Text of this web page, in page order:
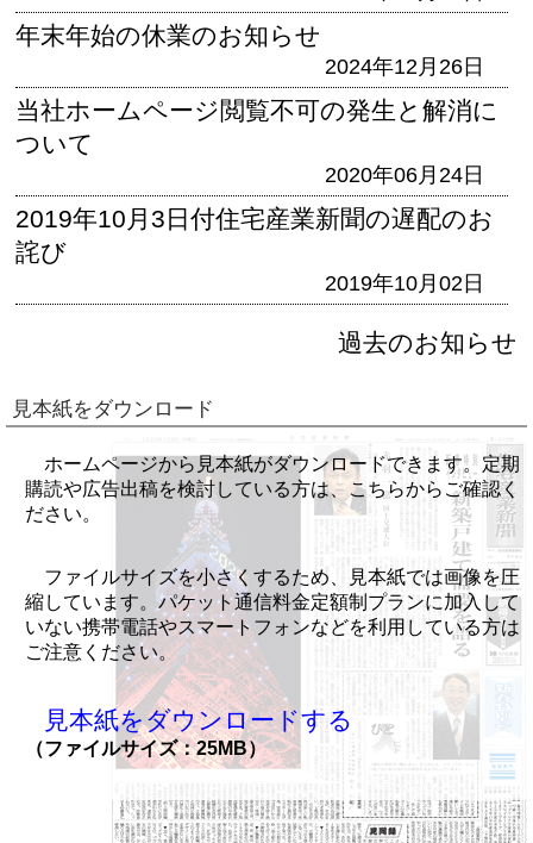
年末年始の休業のお知らせ
2024年12月26日
当社ホームページ閲覧不可の発生と解消に
ついて
2020年06月24日
2019年10月3日付住宅産業新聞の遅配のお
詫び
2019年10月02日
過去のお知らせ
見本紙をダウンロード
ホームページから見本紙がダウンロードできます。定期
購読や広告出稿を検討している方は、こちらからご確認く
ださい。
ファイルサイズを小さくするため、見本紙では画像を圧
縮しています。パケット通信料金定額制プランに加入して
いない携帯電話やスマートフォンなどを利用している方は
ご注意ください。
見本紙をダウンロードする
（ファイルサイズ：25MB）